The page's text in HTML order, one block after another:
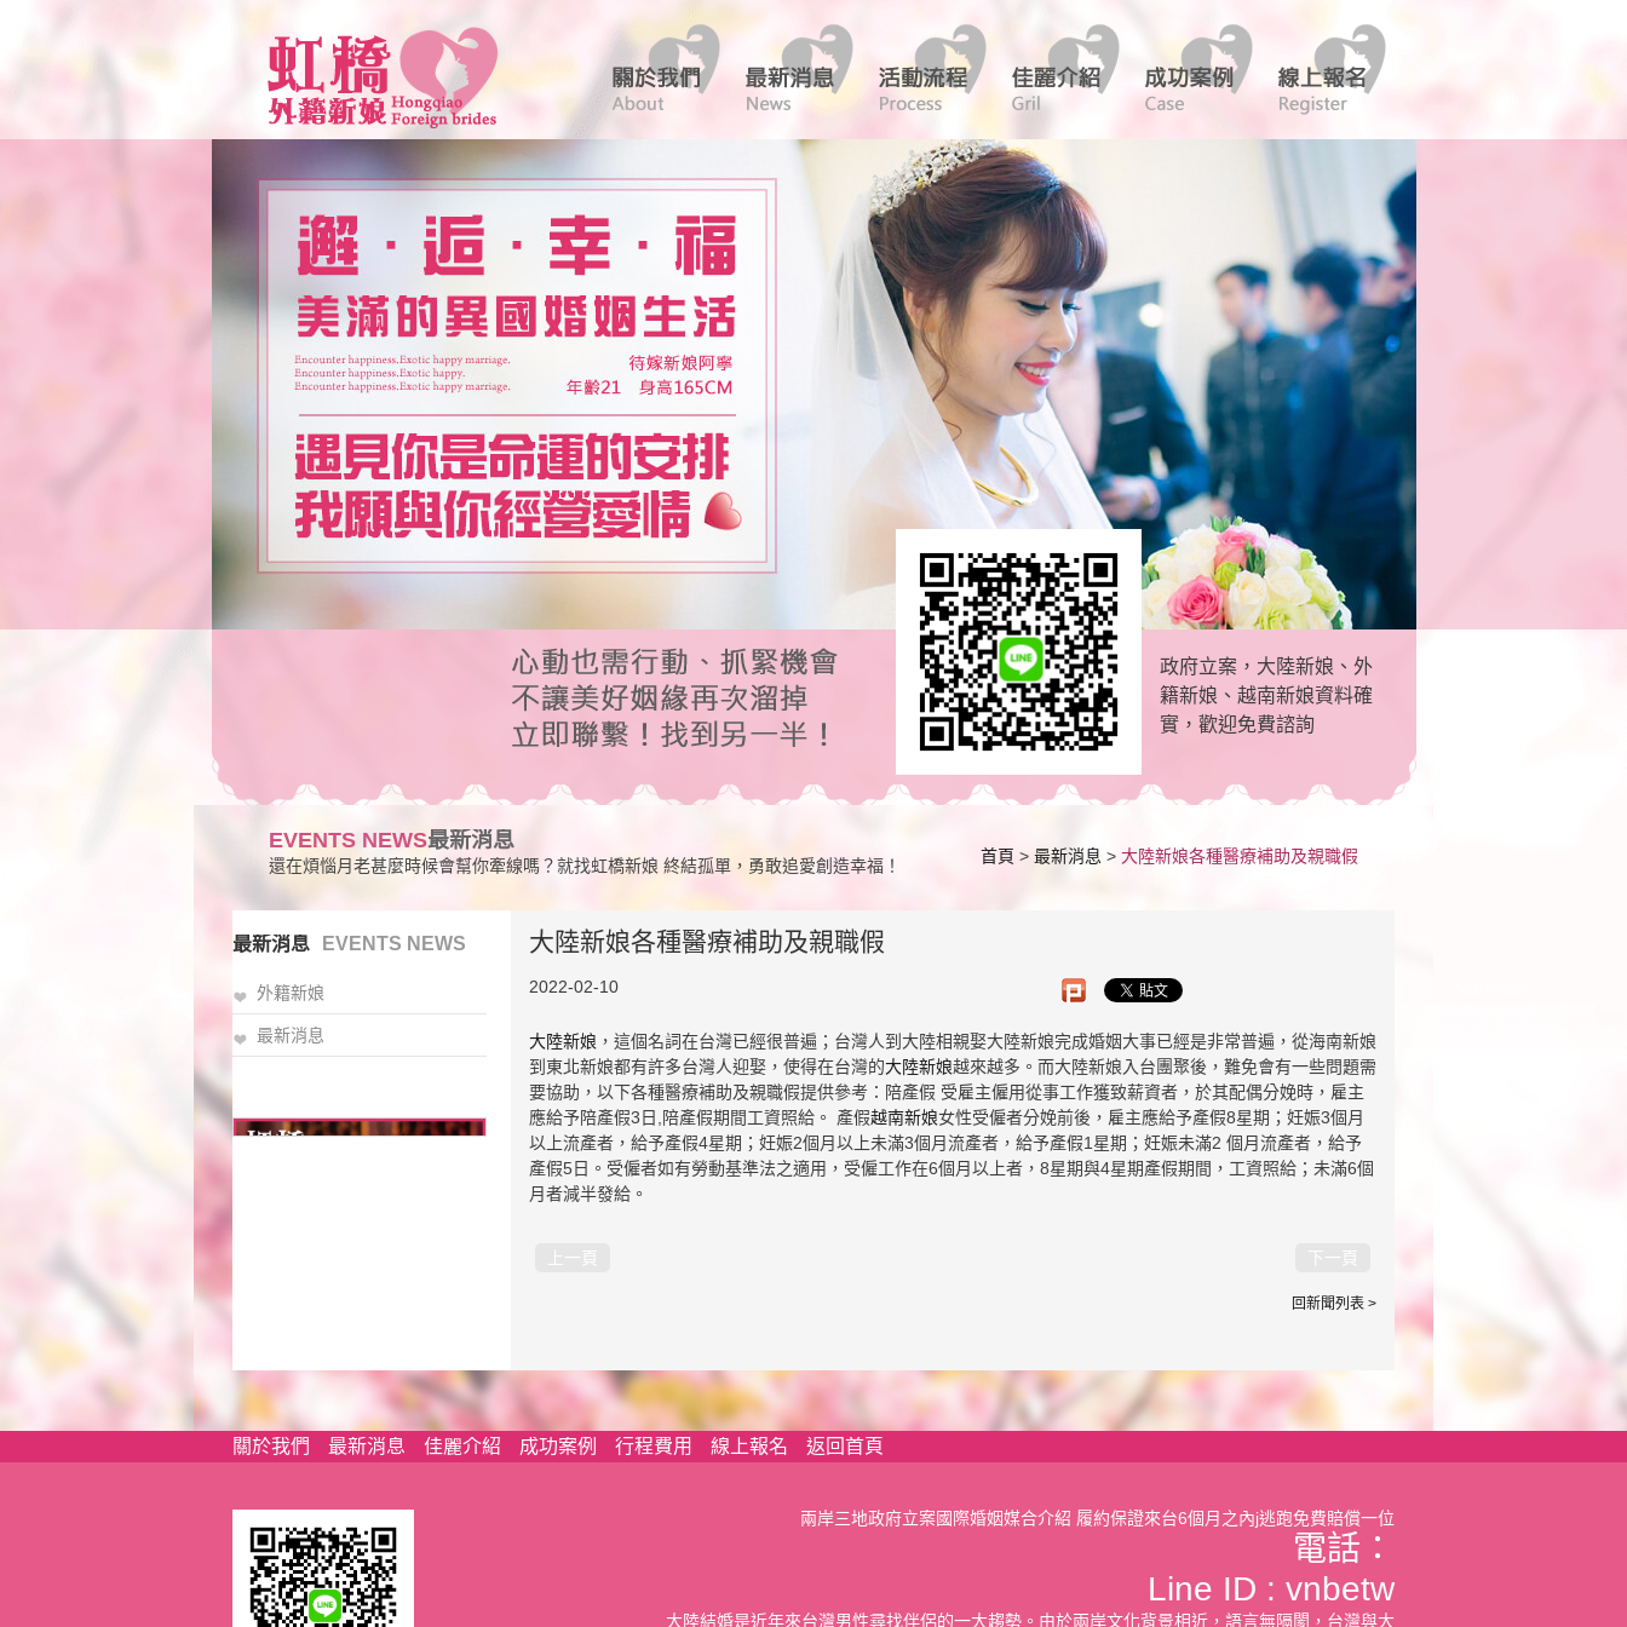
政府立案，大陸新娘、外
籍新娘、越南新娘資料確
實，歡迎免費諮詢
EVENTS NEWS最新消息
還在煩惱月老甚麼時候會幫你牽線嗎？就找虹橋新娘 終結孤單，勇敢追愛創造幸福！ 首頁 > 最新消息 > 大陸新娘各種醫療補助及親職假
最新消息 EVENTS NEWS
外籍新娘
最新消息
大陸新娘各種醫療補助及親職假
2022-02-10
大陸新娘 ，這個名詞在台灣已經很普遍；台灣人到大陸相親娶大陸新娘完成婚姻大事已經是非常普遍，從海南新娘
到東北新娘都有許多台灣人迎娶，使得在台灣的大陸新娘越來越多。而大陸新娘入台團聚後，難免會有一些問題需
要協助，以下各種醫療補助及親職假提供參考：陪產假 受雇主僱用從事工作獲致薪資者，於其配偶分娩時，雇主
應給予陪產假3日,陪產假期間工資照給。 產假越南新娘女性受僱者分娩前後，雇主應給予產假8星期；妊娠3個月
以上流產者，給予產假4星期；妊娠2個月以上未滿3個月流產者，給予產假1星期；妊娠未滿2 個月流產者，給予
產假5日。受僱者如有勞動基準法之適用，受僱工作在6個月以上者，8星期與4星期產假期間，工資照給；未滿6個
月者減半發給。
上一頁 下一頁
回新聞列表 >
關於我們 最新消息 佳麗介紹 成功案例 行程費用 線上報名 返回首頁
兩岸三地政府立案國際婚姻媒合介紹 履約保證來台6個月之內j逃跑免費賠償一位
電話：
Line ID : vnbetw
大陸結婚是近年來台灣男性尋找伴侶的一大趨勢。由於兩岸文化背景相近，語言無隔閡，台灣與大